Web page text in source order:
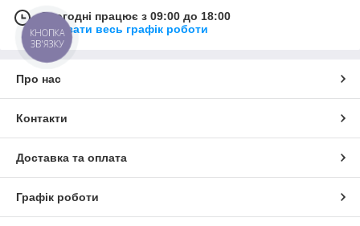
Сьогодні працює з 09:00 до 18:00
Показати весь графік роботи
Про нас
Контакти
Доставка та оплата
Графік роботи
КНОПКА
ЗВ'ЯЗКУ